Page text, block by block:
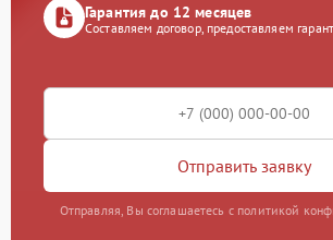
Гарантия до 12 месяцев
Составляем договор, предоставляем
Отправить заявку
Отправляя, Вы соглашаетесь с политикой